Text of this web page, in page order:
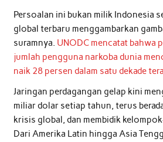
Persoalan ini bukan milik Indonesia
global terbaru menggambarkan
suramnya. UNODC mencatat bahwa
jumlah pengguna narkoba dunia
naik 28 persen dalam satu dekade
Jaringan perdagangan gelap kini
miliar dolar setiap tahun, terus
krisis global, dan membidik
Dari Amerika Latin hingga Asia